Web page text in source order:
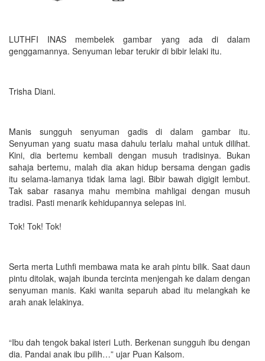
LUTHFI INAS membelek gambar yang ada di dalam
genggamannya. Senyuman lebar terukir di bibir lelaki itu.
Trisha Diani.
Manis sungguh senyuman gadis di dalam gambar itu.
Senyuman yang suatu masa dahulu terlalu mahal untuk dilihat.
Kini, dia bertemu kembali dengan musuh tradisinya. Bukan
sahaja bertemu, malah dia akan hidup bersama dengan gadis
itu selama-lamanya tidak lama lagi. Bibir bawah digigit lembut.
Tak sabar rasanya mahu membina mahligai dengan musuh
tradisi. Pasti menarik kehidupannya selepas ini.
Tok! Tok! Tok!
Serta merta Luthfi membawa mata ke arah pintu bilik. Saat daun
pintu ditolak, wajah ibunda tercinta menjengah ke dalam dengan
senyuman manis. Kaki wanita separuh abad itu melangkah ke
arah anak lelakinya.
“Ibu dah tengok bakal isteri Luth. Berkenan sungguh ibu dengan
dia. Pandai anak ibu pilih…” ujar Puan Kalsom.